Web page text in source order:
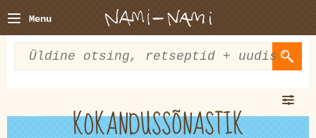
Menu
KOKANDUSSÕNASTIK